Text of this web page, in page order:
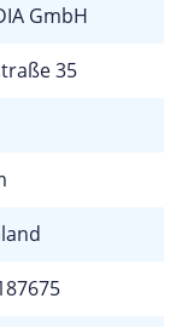
GmbH
35